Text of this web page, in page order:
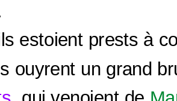
estoient prests à
ouyrent un grand